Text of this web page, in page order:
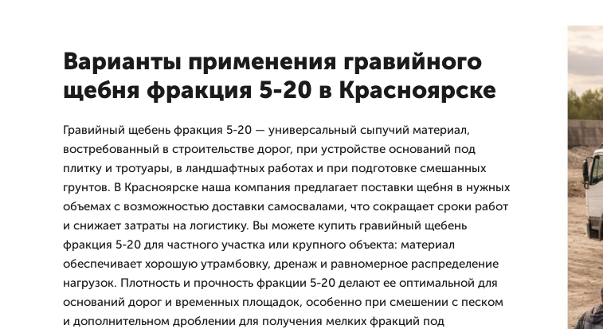
Варианты применения гравийного
щебня фракция 5-20 в Красноярске
Гравийный щебень фракция 5-20 — универсальный сыпучий материал,
востребованный в строительстве дорог, при устройстве оснований под
плитку и тротуары, в ландшафтных работах и при подготовке смешанных
грунтов. В Красноярске наша компания предлагает поставки щебня в нужных
объемах с возможностью доставки самосвалами, что сокращает сроки работ
и снижает затраты на логистику. Вы можете купить гравийный щебень
фракция 5-20 для частного участка или крупного объекта: материал
обеспечивает хорошую утрамбовку, дренаж и равномерное распределение
нагрузок. Плотность и прочность фракции 5-20 делают ее оптимальной для
оснований дорог и временных площадок, особенно при смешении с песком
и дополнительном дроблении для получения мелких фракций под